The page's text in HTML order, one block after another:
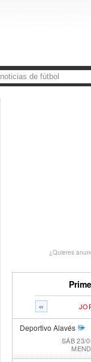
¿Quieres
«
Deportivo Alavés
SÁB 23/